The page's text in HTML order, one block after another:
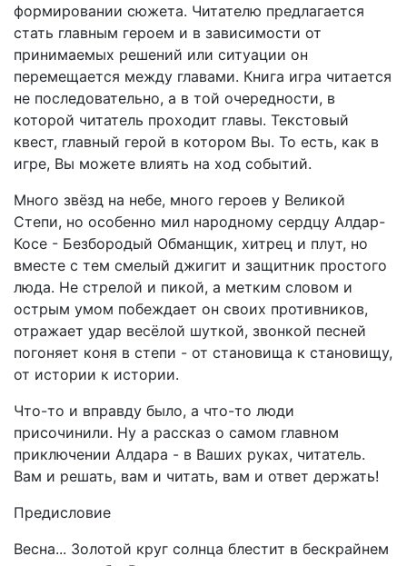
формировании сюжета. Читателю предлагается
стать главным героем и в зависимости от
принимаемых решений или ситуации он
перемещается между главами. Книга игра читается
не последовательно, а в той очередности, в
которой читатель проходит главы. Текстовый
квест, главный герой в котором Вы. То есть, как в
игре, Вы можете влиять на ход событий.
Много звёзд на небе, много героев у Великой
Степи, но особенно мил народному сердцу Алдар-
Косе - Безбородый Обманщик, хитрец и плут, но
вместе с тем смелый джигит и защитник простого
люда. Не стрелой и пикой, а метким словом и
острым умом побеждает он своих противников,
отражает удар весёлой шуткой, звонкой песней
погоняет коня в степи - от становища к становищу,
от истории к истории.
Что-то и вправду было, а что-то люди
присочинили. Ну а рассказ о самом главном
приключении Алдара - в Ваших руках, читатель.
Вам и решать, вам и читать, вам и ответ держать!
Предисловие
Весна... Золотой круг солнца блестит в бескрайнем